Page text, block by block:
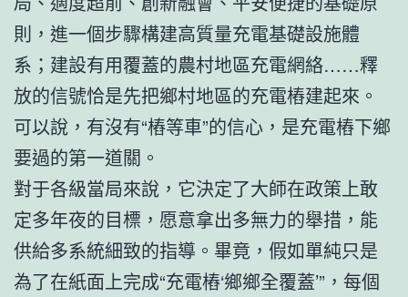
則，進一個步驟構建高質量充電基礎設施體
系；建設有用覆蓋的農村地區充電網絡……釋
放的信號恰是先把鄉村地區的充電樁建起來。
可以說，有沒有“樁等車”的信心，是充電樁下鄉
要過的第一道關。
對于各級當局來說，它決定了大師在政策上敢
定多年夜的目標，愿意拿出多無力的舉措，能
供給多系統細致的指導。畢竟，假如單純只是
為了在紙面上完成“充電樁‘鄉鄉全覆蓋’”，每個